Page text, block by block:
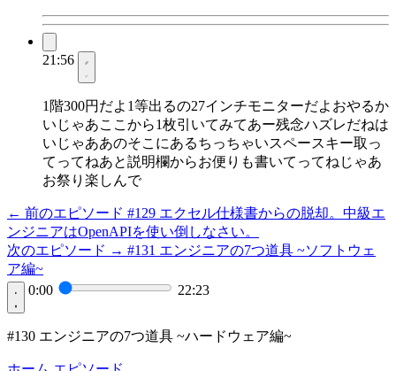
21:56
1階300円だよ1等出るの27インチモニターだよおやるか
いじゃあここから1枚引いてみてあー残念ハズレだねは
いじゃああのそこにあるちっちゃいスペースキー取っ
てってねあと説明欄からお便りも書いてってねじゃあ
お祭り楽しんで
← 前のエピソード #129 エクセル仕様書からの脱却。中級エ
ンジニアはOpenAPIを使い倒しなさい。
次のエピソード → #131 エンジニアの7つ道具 ~ソフトウェ
ア編~
0:00
22:23
#130 エンジニアの7つ道具 ~ハードウェア編~